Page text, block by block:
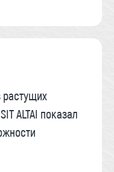
растущих
ALTAI показал